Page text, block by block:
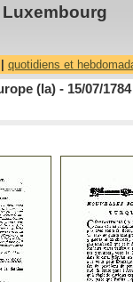
quotidiens et
(la) - 15/07/1784